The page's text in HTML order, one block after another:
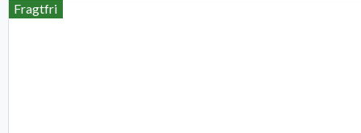
Fragtfri